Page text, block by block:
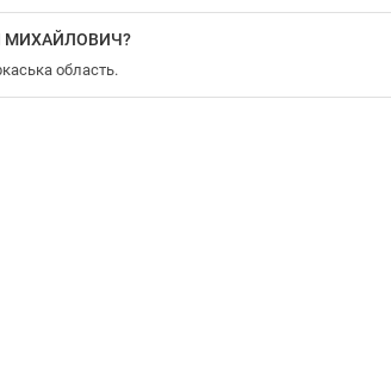
МИХАЙЛОВИЧ?
область.